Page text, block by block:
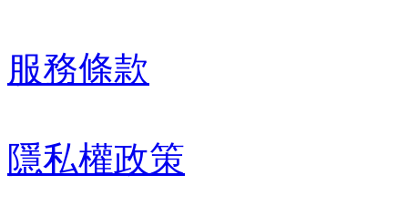
服務條款
隱私權政策